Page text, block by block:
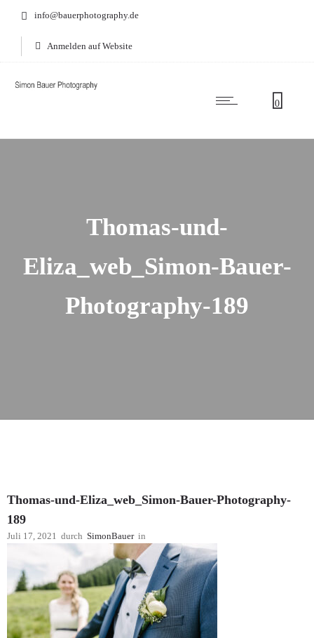
info@bauerphotography.de
Anmelden auf Website
0
Thomas-und-
Eliza_web_Simon-Bauer-
Photography-189
Thomas-und-Eliza_web_Simon-Bauer-Photography-
189
Juli 17, 2021 durch SimonBauer in